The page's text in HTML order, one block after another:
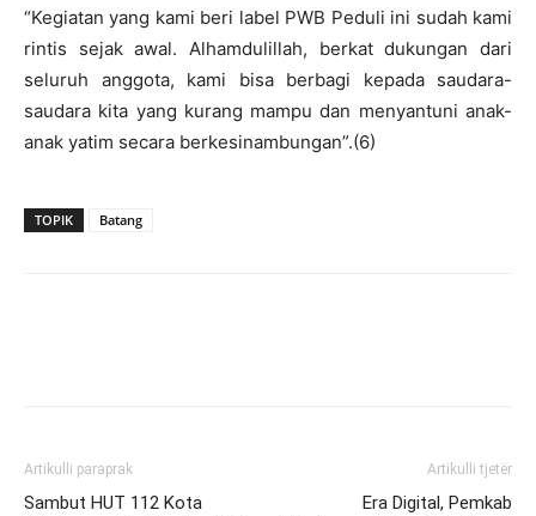
“Kegiatan yang kami beri label PWB Peduli ini sudah kami
rintis sejak awal. Alhamdulillah, berkat dukungan dari
seluruh anggota, kami bisa berbagi kepada saudara-
saudara kita yang kurang mampu dan menyantuni anak-
anak yatim secara berkesinambungan”.(6)
TOPIK Batang
Artikulli paraprak
Sambut HUT 112 Kota
Artikulli tjetër
Era Digital, Pemkab